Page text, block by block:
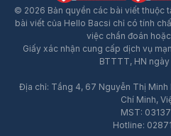
© 2026 Bản quyền các bài viết thuộc
bài viết của Hello Bacsi chỉ có tính
việc chẩn đoán
Giấy xác nhận cung cấp dịch vụ
BTTTT, HN ngày
Địa chỉ: Tầng 4, 67 Nguyễn Thị Minh
Chí Minh,
MST:
Hotline: